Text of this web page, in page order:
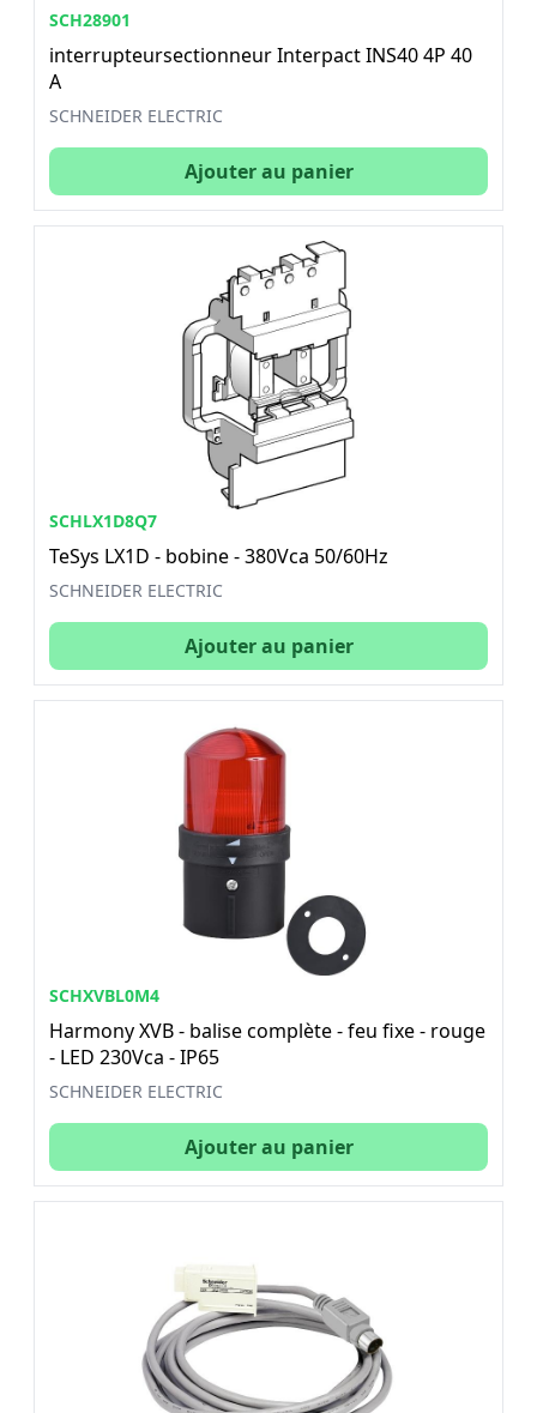
SCH28901
interrupteursectionneur Interpact INS40 4P 40
A
SCHNEIDER ELECTRIC
Ajouter au panier
SCHLX1D8Q7
TeSys LX1D - bobine - 380Vca 50/60Hz
SCHNEIDER ELECTRIC
Ajouter au panier
SCHXVBL0M4
Harmony XVB - balise complète - feu fixe - rouge
- LED 230Vca - IP65
SCHNEIDER ELECTRIC
Ajouter au panier